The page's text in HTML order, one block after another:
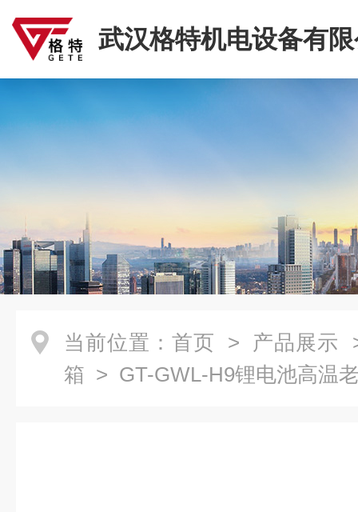
武汉格特机电设备有
当前位置： 首页 > 产品展示
箱 > GT-GWL-H9锂电池高温